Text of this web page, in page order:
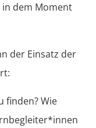
in dem Moment
der Einsatz der
finden? Wie